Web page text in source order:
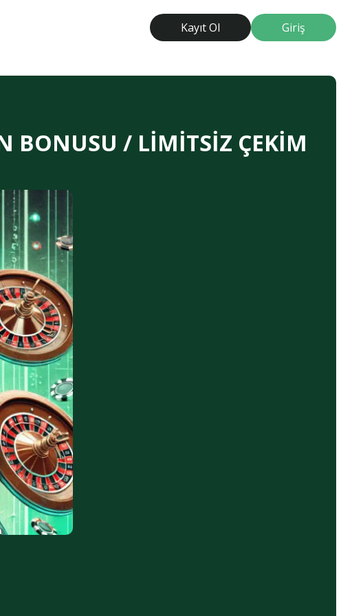
Kayıt Ol Giriş
BONUSU / LİMİTSİZ ÇEKİM